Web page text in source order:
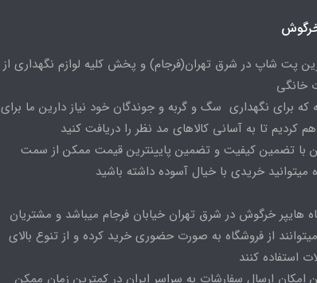
پت شاپ در شرق تهران(فرجام) و پخش کلیه لوازم نگهداری از
خانگی
که برای نگهداری سگ و گربه و جوندگان خود نیاز دارین ما برای
کردیم تا به آسانی کالاهای مد نظر را دریافت کنید
با تضمین کیفیت و تضمین پایینترین قیمت ممکن از سمت
میتوانید خریدی با خیال آسوده داشته باشید
هایپر خرگوش در شرق تهران خیابان فرجام میباشد و مشتریان
از فروشگاه به صورت حضوری خرید کرده و از تنوع بالای
استفاده کنند
امکان ارسال سفارشات به سراسر ایران در کمترین زمان ممکن